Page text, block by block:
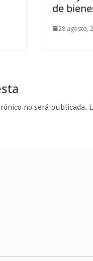
de
28 agosto,
no será publicada.